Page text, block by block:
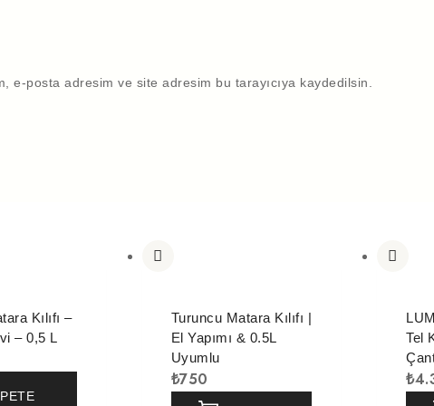
e-posta adresim ve site adresim bu tarayıcıya kaydedilsin.
Kılıfı –
– 0,5 L
Turuncu Matara Kılıfı |
El Yapımı & 0.5L
Uyumlu
₺750
Tel
₺